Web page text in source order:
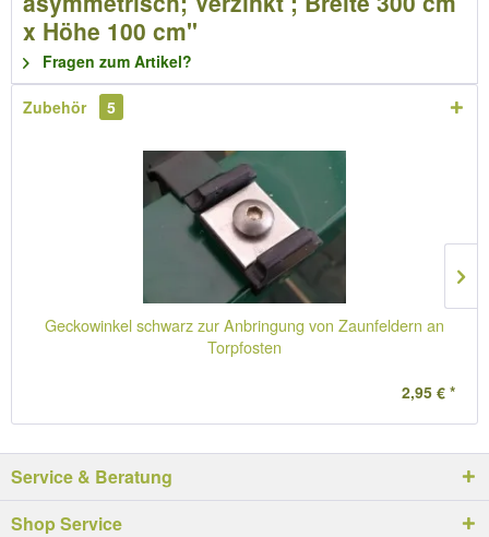
x Höhe 100 cm"
Fragen zum Artikel?
Zubehör 5
Geckowinkel schwarz zur Anbringung von Zaunfeldern an
Torpfosten
2,95 € *
Service & Beratung
Shop Service